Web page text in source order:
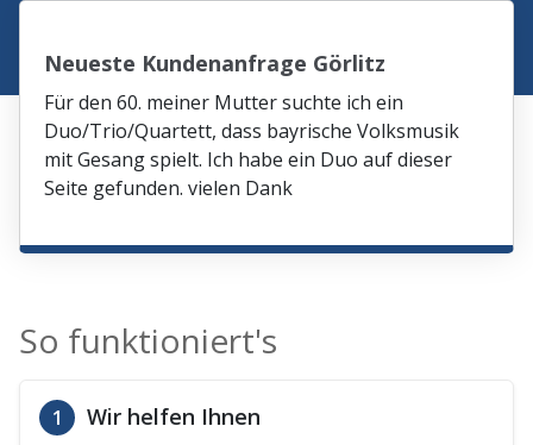
Neueste Kundenanfrage Görlitz
Für den 60. meiner Mutter suchte ich ein
Duo/Trio/Quartett, dass bayrische Volksmusik
mit Gesang spielt. Ich habe ein Duo auf dieser
Seite gefunden. vielen Dank
So funktioniert's
1 Wir helfen Ihnen